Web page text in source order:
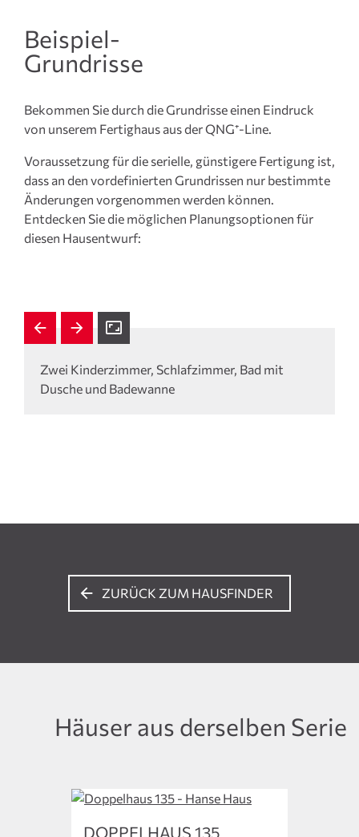
Beispiel-
Grundrisse
Bekommen Sie durch die Grundrisse einen Eindruck
von unserem Fertighaus aus der QNG⁺-Line.
Voraussetzung für die serielle, günstigere Fertigung ist,
dass an den vordefinierten Grundrissen nur bestimmte
Änderungen vorgenommen werden können.
Entdecken Sie die möglichen Planungsoptionen für
diesen Hausentwurf:
Zwei Kinderzimmer, Schlafzimmer, Bad mit
Dusche und Badewanne
ZURÜCK ZUM HAUSFINDER
Häuser aus derselben Serie
DOPPELHAUS 135